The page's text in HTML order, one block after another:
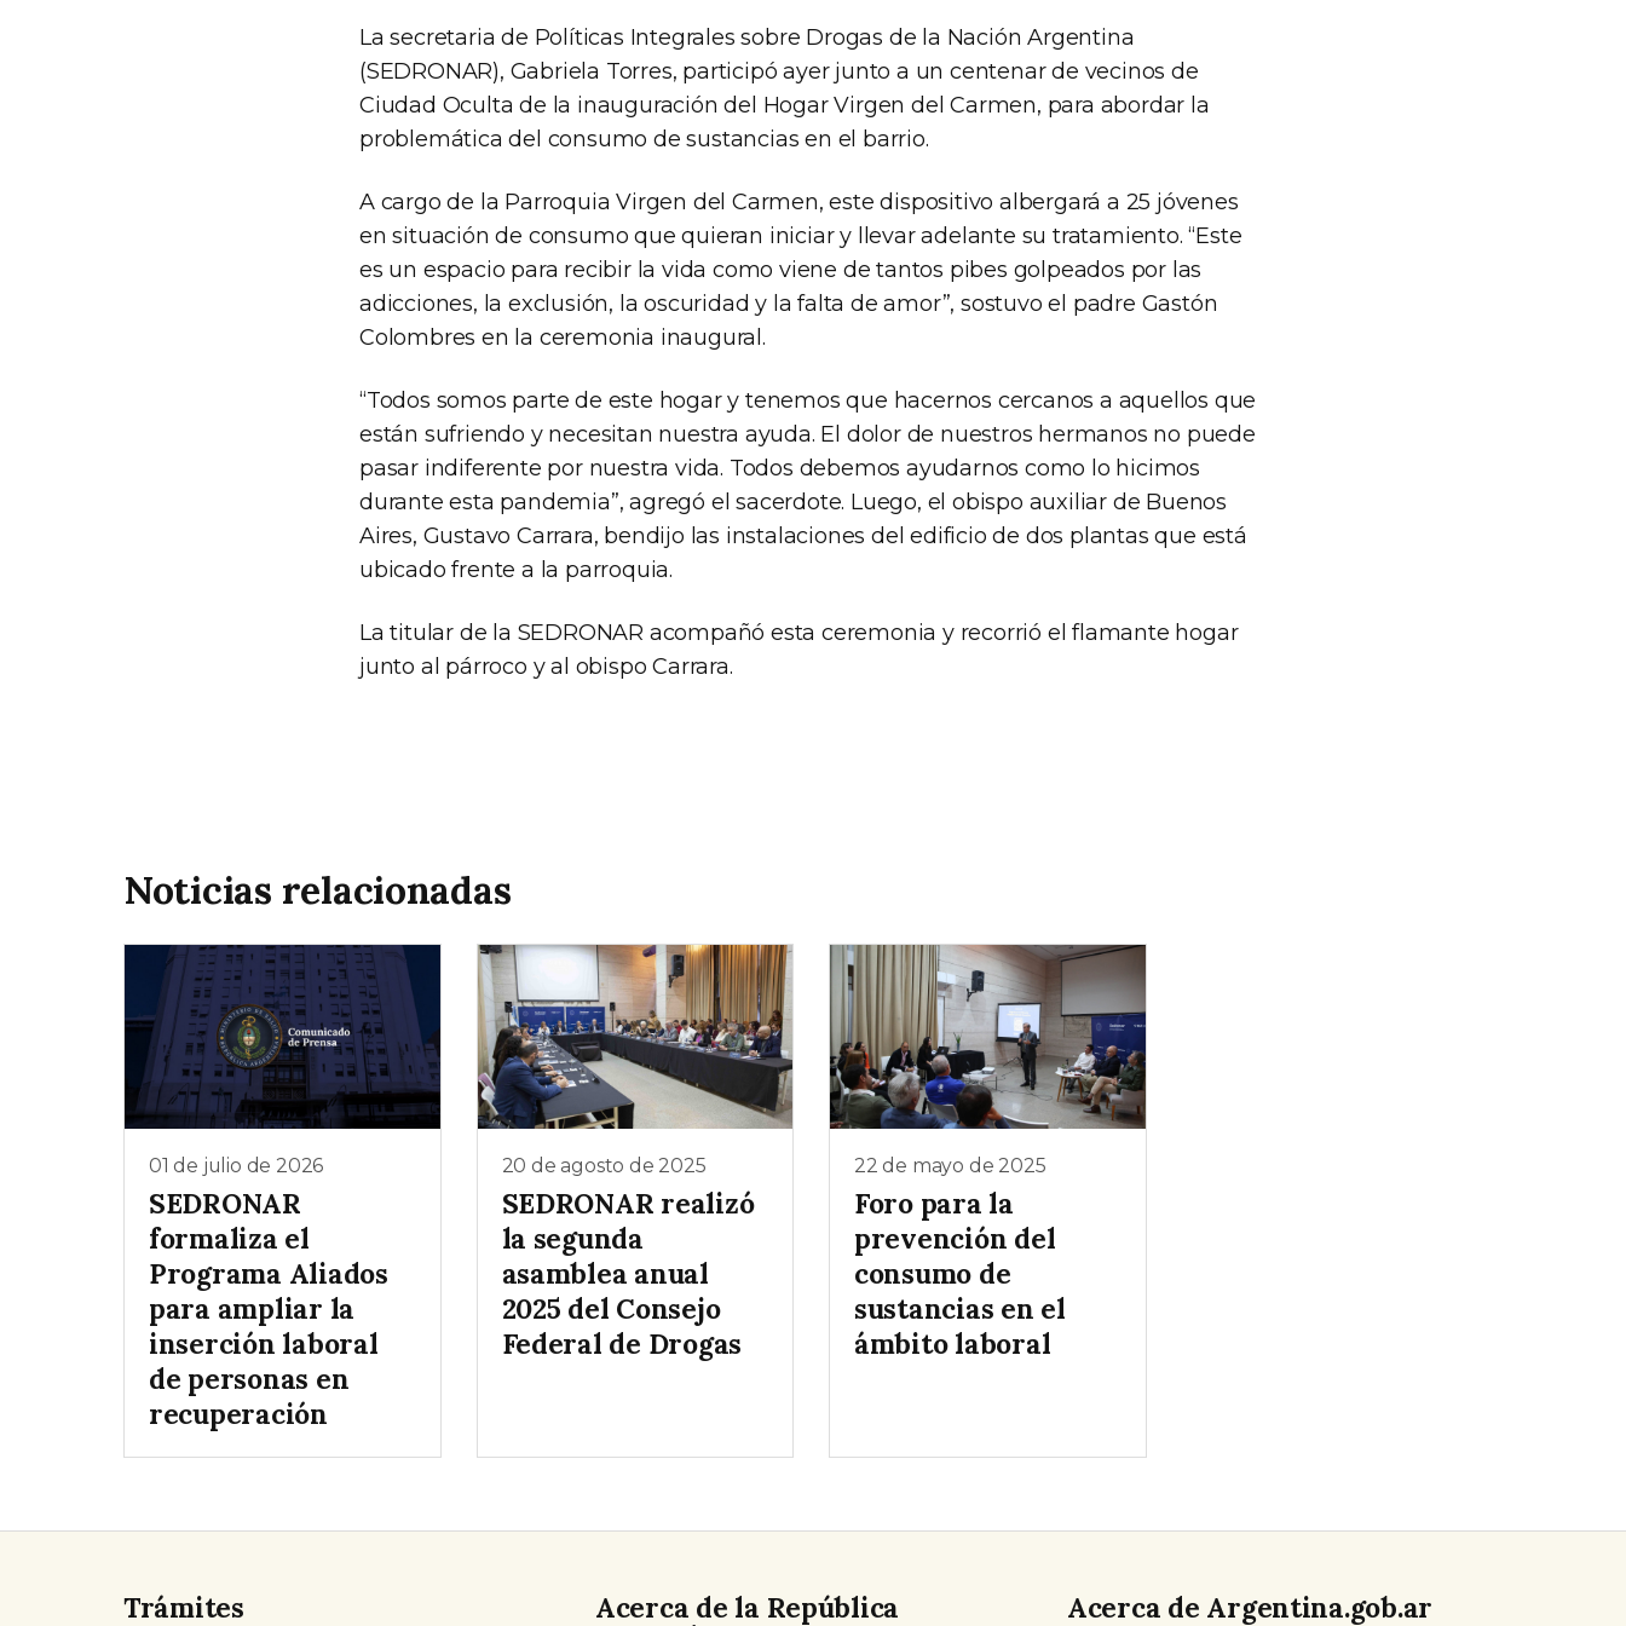
La secretaria de Políticas Integrales sobre Drogas de la Nación Argentina
(SEDRONAR), Gabriela Torres, participó ayer junto a un centenar de vecinos de
Ciudad Oculta de la inauguración del Hogar Virgen del Carmen, para abordar la
problemática del consumo de sustancias en el barrio.
A cargo de la Parroquia Virgen del Carmen, este dispositivo albergará a 25 jóvenes
en situación de consumo que quieran iniciar y llevar adelante su tratamiento. “Este
es un espacio para recibir la vida como viene de tantos pibes golpeados por las
adicciones, la exclusión, la oscuridad y la falta de amor”, sostuvo el padre Gastón
Colombres en la ceremonia inaugural.
“Todos somos parte de este hogar y tenemos que hacernos cercanos a aquellos que
están sufriendo y necesitan nuestra ayuda. El dolor de nuestros hermanos no puede
pasar indiferente por nuestra vida. Todos debemos ayudarnos como lo hicimos
durante esta pandemia”, agregó el sacerdote. Luego, el obispo auxiliar de Buenos
Aires, Gustavo Carrara, bendijo las instalaciones del edificio de dos plantas que está
ubicado frente a la parroquia.
La titular de la SEDRONAR acompañó esta ceremonia y recorrió el flamante hogar
junto al párroco y al obispo Carrara.
Noticias relacionadas
01 de julio de 2026
SEDRONAR
formaliza el
Programa Aliados
para ampliar la
inserción laboral
de personas en
recuperación
20 de agosto de 2025
SEDRONAR realizó
la segunda
asamblea anual
2025 del Consejo
Federal de Drogas
22 de mayo de 2025
Foro para la
prevención del
consumo de
sustancias en el
ámbito laboral
Trámites
Acerca de la República
Acerca de Argentina.gob.ar